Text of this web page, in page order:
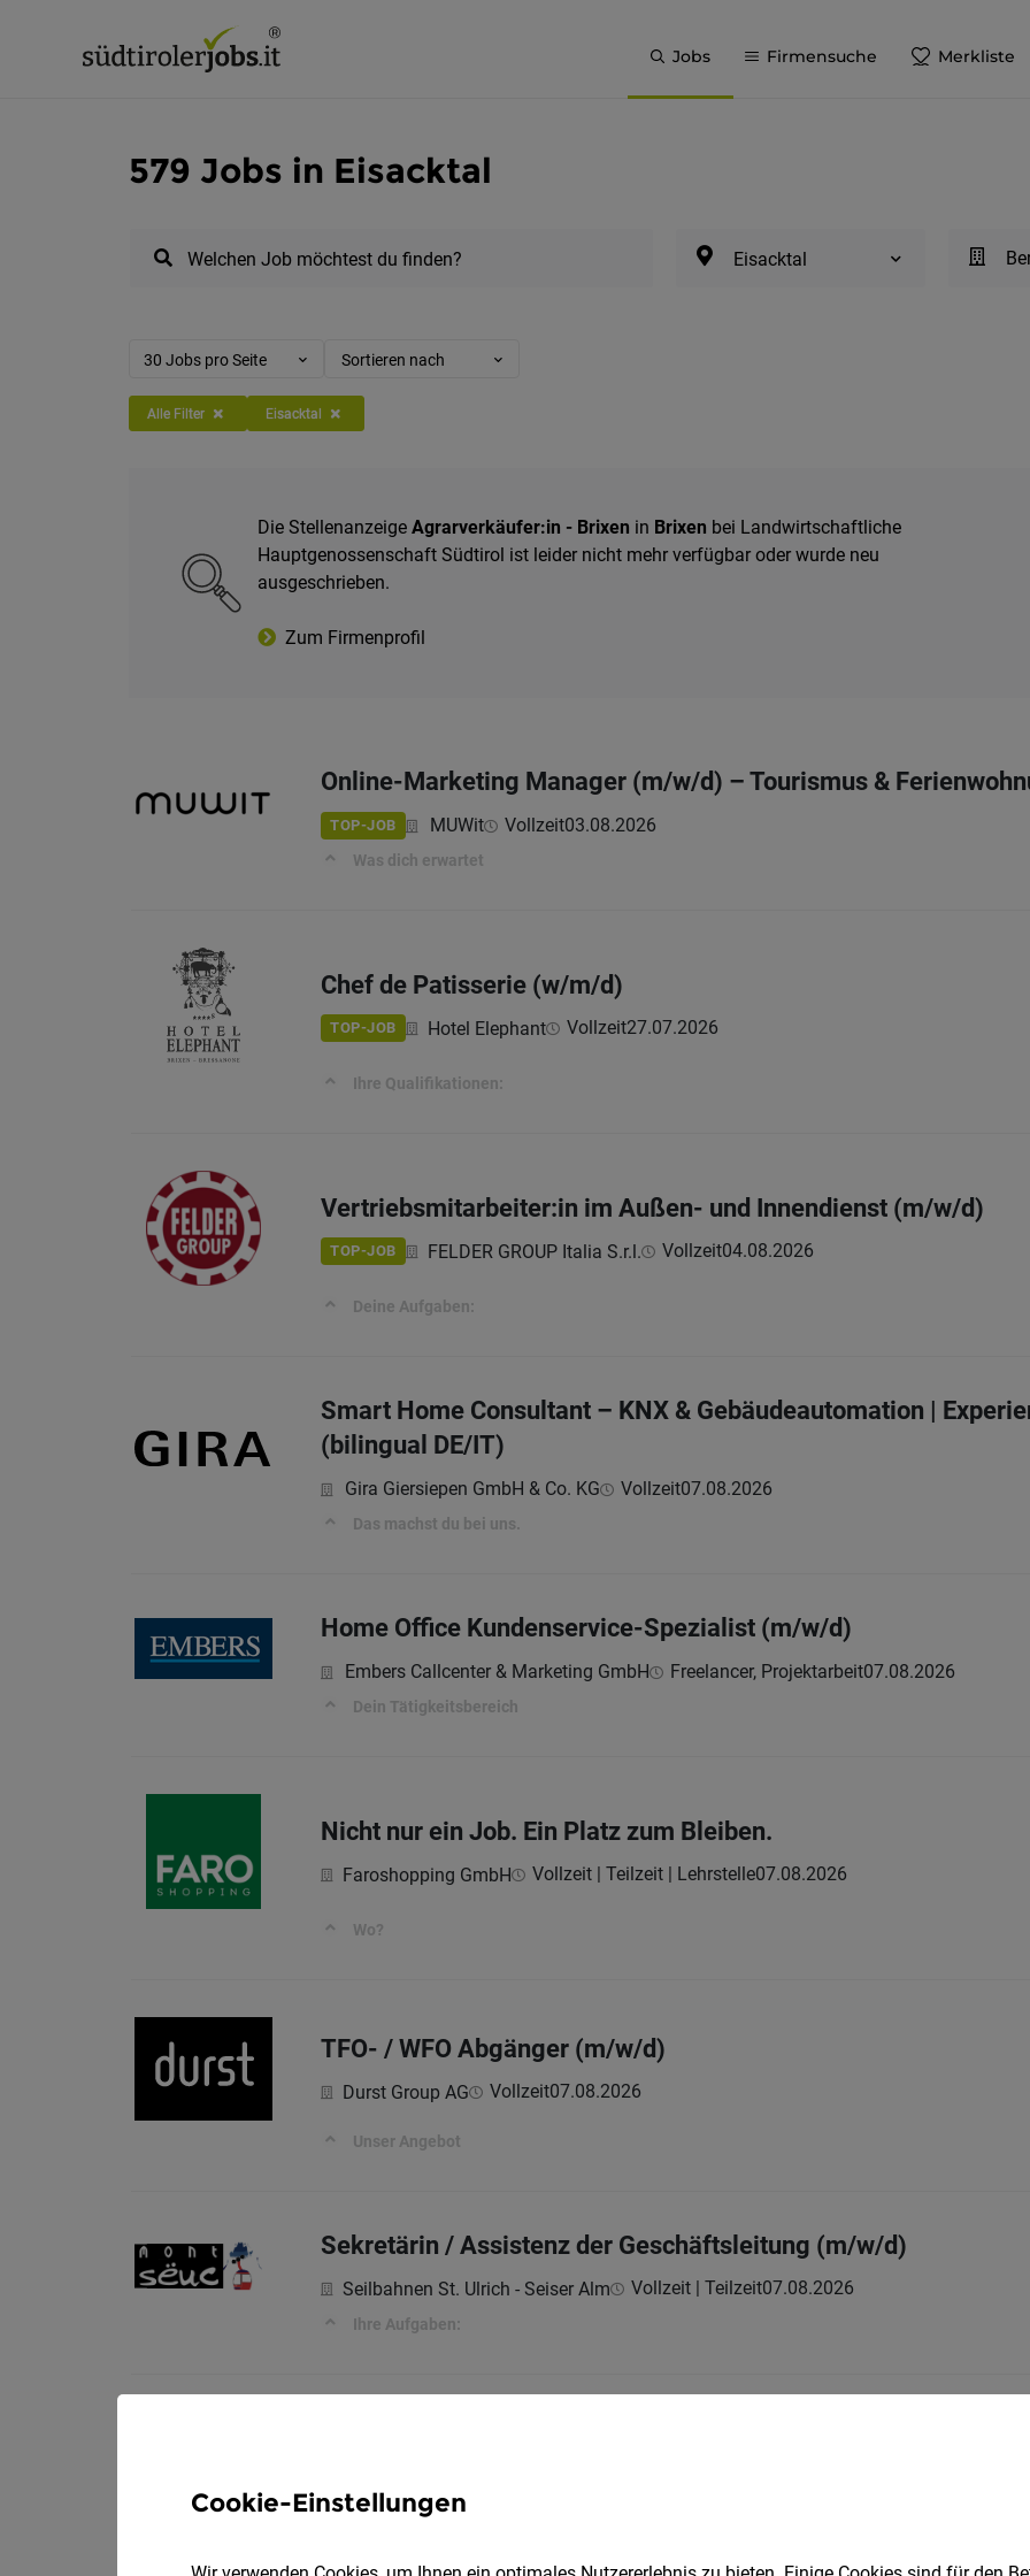
Jobs Firmensuche Merkliste
579 Jobs in Eisacktal
Welchen Job möchtest du finden? Eisacktal
30 Jobs pro Seite Sortieren nach
Alle Filter Eisacktal
Die Stellenanzeige Agrarverkäufer:in - Brixen in Brixen bei Landwirtschaftliche
Hauptgenossenschaft Südtirol ist leider nicht mehr verfügbar oder wurde neu
ausgeschrieben.
Zum Firmenprofil
Online-Marketing Manager (m/w/d) – Tourismus &
TOP-JOB MUWit Vollzeit03.08.2026
Was dich erwartet
Chef de Patisserie (w/m/d)
TOP-JOB Hotel Elephant Vollzeit27.07.2026
Ihre Qualifikationen:
Vertriebsmitarbeiter:in im Außen- und Innendienst (m/w/d)
TOP-JOB FELDER GROUP Italia S.r.l. Vollzeit04.08.2026
Deine Aufgaben:
Smart Home Consultant – KNX & Gebäudeautomation |
(bilingual DE/IT)
Gira Giersiepen GmbH & Co. KG Vollzeit07.08.2026
Das machst du bei uns.
Home Office Kundenservice-Spezialist (m/w/d)
Embers Callcenter & Marketing GmbH Freelancer, Projektarbeit07.08.2026
Dein Tätigkeitsbereich
Nicht nur ein Job. Ein Platz zum Bleiben.
Faroshopping GmbH Vollzeit | Teilzeit | Lehrstelle07.08.2026
Wo?
TFO- / WFO Abgänger (m/w/d)
Durst Group AG Vollzeit07.08.2026
Unser Angebot
Sekretärin / Assistenz der Geschäftsleitung (m/w/d)
Seilbahnen St. Ulrich - Seiser Alm Vollzeit | Teilzeit07.08.2026
Ihre Aufgaben:
Cookie-Einstellungen